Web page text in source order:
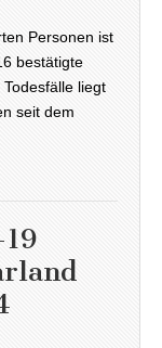
Personen ist
bestätigte
liegt
seit dem